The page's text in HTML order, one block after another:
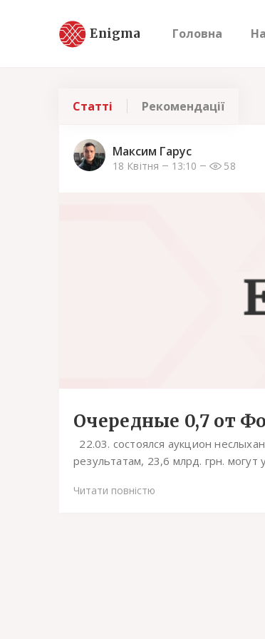
Enigma Головна
Статті Рекомендації
Максим Гарус
18 Квітня 13:10 58
Очередные 0,7 от
22.03. состоялся аукцион
результатам, 23,6 млрд. грн. могут
Читати повністю